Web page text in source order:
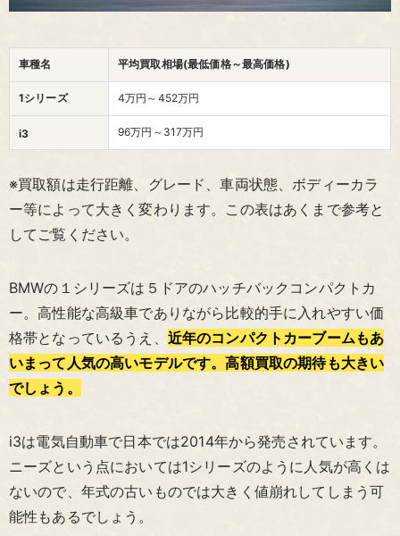
車種名 平均買取相場(最低価格～最高価格)
1シリーズ 4万円～452万円
i3 96万円～317万円
※買取額は走行距離、グレード、車両状態、ボディーカラ
ー等によって大きく変わります。この表はあくまで参考と
してご覧ください。
BMWの１シリーズは５ドアのハッチバックコンパクトカ
ー。高性能な高級車でありながら比較的手に入れやすい価
格帯となっているうえ、 近年のコンパクトカーブームもあ
いまって人気の高いモデルです。高額買取の期待も大きい
でしょう。
i3は電気自動車で日本では2014年から発売されています。
ニーズという点においては1シリーズのように人気が高くは
ないので、年式の古いものでは大きく値崩れしてしまう可
能性もあるでしょう。